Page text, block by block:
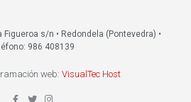
Figueroa s/n • Redondela (Pontevedra) •
986 408139
web: VisualTec Host